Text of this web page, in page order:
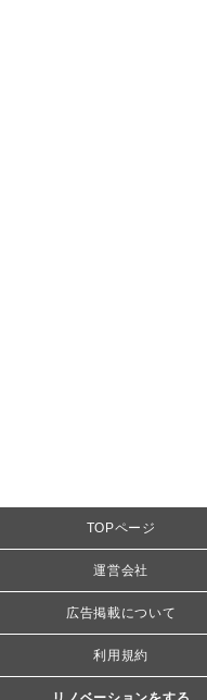
TOPページ
運営会社
広告掲載について
利用規約